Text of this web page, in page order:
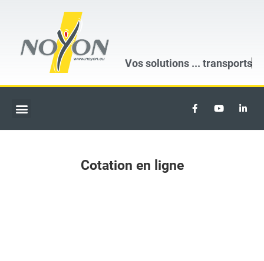
Vos solutions ... transports
Cotation en ligne